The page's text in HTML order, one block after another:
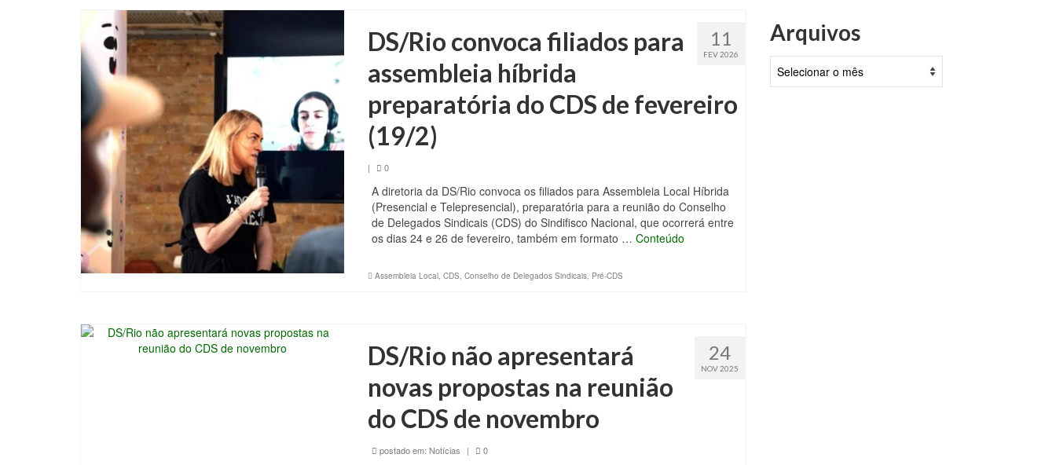
11
FEV 2026
DS/Rio convoca filiados para
assembleia híbrida
preparatória do CDS de fevereiro
(19/2)
| 0
A diretoria da DS/Rio convoca os filiados para Assembleia Local Híbrida
(Presencial e Telepresencial), preparatória para a reunião do Conselho
de Delegados Sindicais (CDS) do Sindifisco Nacional, que ocorrerá entre
os dias 24 e 26 de fevereiro, também em formato … Conteúdo
Assembleia Local, CDS, Conselho de Delegados Sindicais, Pré-CDS
24
NOV 2025
DS/Rio não apresentará
novas propostas na reunião
do CDS de novembro
postado em: Notícias | 0
Arquivos